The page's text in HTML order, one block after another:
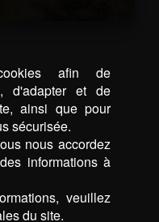
afin de
d'adapter et de
ainsi que pour
sécurisée.
nous accordez
informations à
veuillez
du site.